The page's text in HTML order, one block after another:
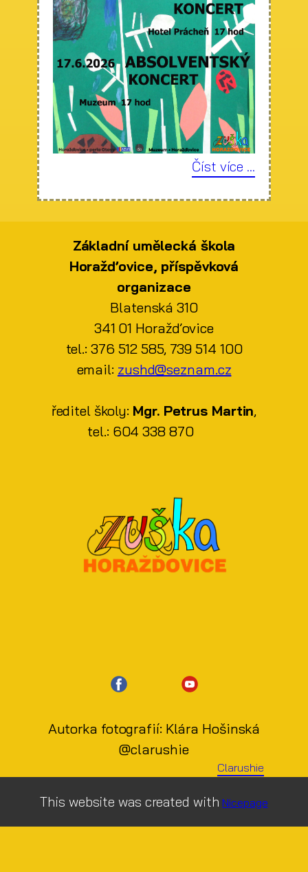
Číst více ...
Základní umělecká škola
Horažďovice, příspěvková
organizace
Blatenská 310
341 01 Horažďovice
tel.: 376 512 585, 739 514 100
email: zushd@seznam.cz
ředitel školy: Mgr. Petrus Martin,
tel.: 604 338 870
Autorka fotografií: ​Klára Hošinská
@clarushie
Clarushie
This website was created with Nicepage